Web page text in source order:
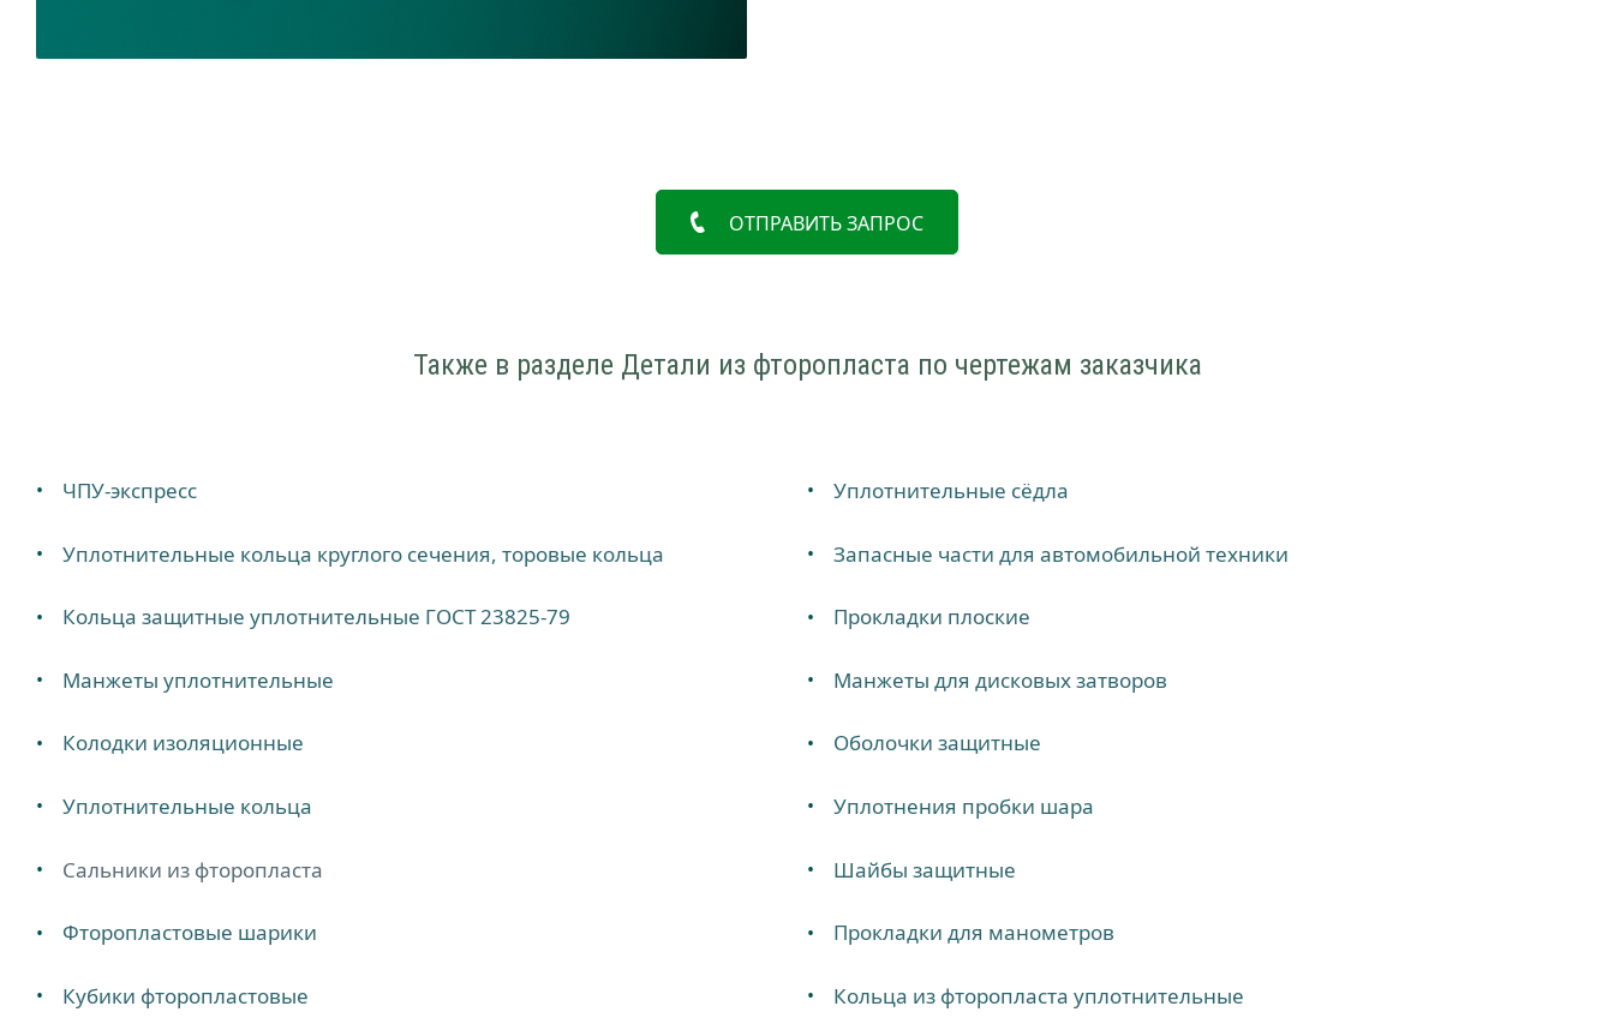
ОТПРАВИТЬ ЗАПРОС
Также в разделе Детали из фторопласта по чертежам заказчика
ЧПУ-экспресс Уплотнительные сёдла
Уплотнительные кольца круглого сечения, торовые кольца Запасные части для автомобильной техники
Кольца защитные уплотнительные ГОСТ 23825-79 Прокладки плоские
Манжеты уплотнительные Манжеты для дисковых затворов
Колодки изоляционные Оболочки защитные
Уплотнительные кольца Уплотнения пробки шара
Сальники из фторопласта Шайбы защитные
Фторопластовые шарики Прокладки для манометров
Кубики фторопластовые Кольца из фторопласта уплотнительные